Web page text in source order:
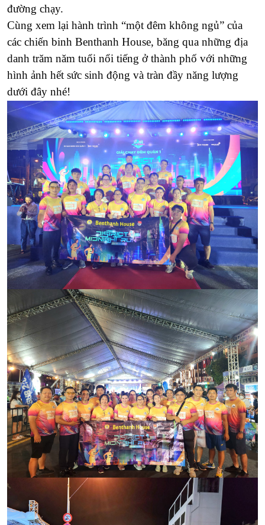
đường chạy.
Cùng xem lại hành trình “một đêm không ngủ” của
các chiến binh Benthanh House, băng qua những địa
danh trăm năm tuổi nổi tiếng ở thành phố với những
hình ảnh hết sức sinh động và tràn đầy năng lượng
dưới đây nhé!